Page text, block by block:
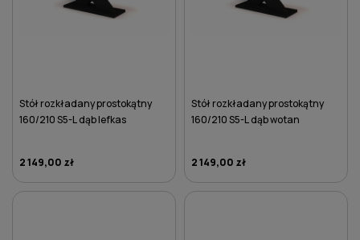
Stół rozkładany prostokątny
160/210 S5-L dąb lefkas
2 149,00 zł
Stół rozkładany prostokątny
160/210 S5-L dąb wotan
2 149,00 zł